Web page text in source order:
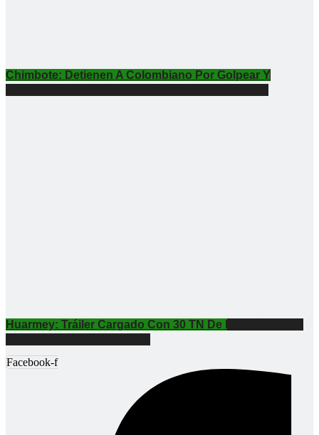
Chimbote: Detienen A Colombiano Por Golpear Y
Huarmey: Tráiler Cargado Con 30 TN De Papa Se Volcó
Facebook-f